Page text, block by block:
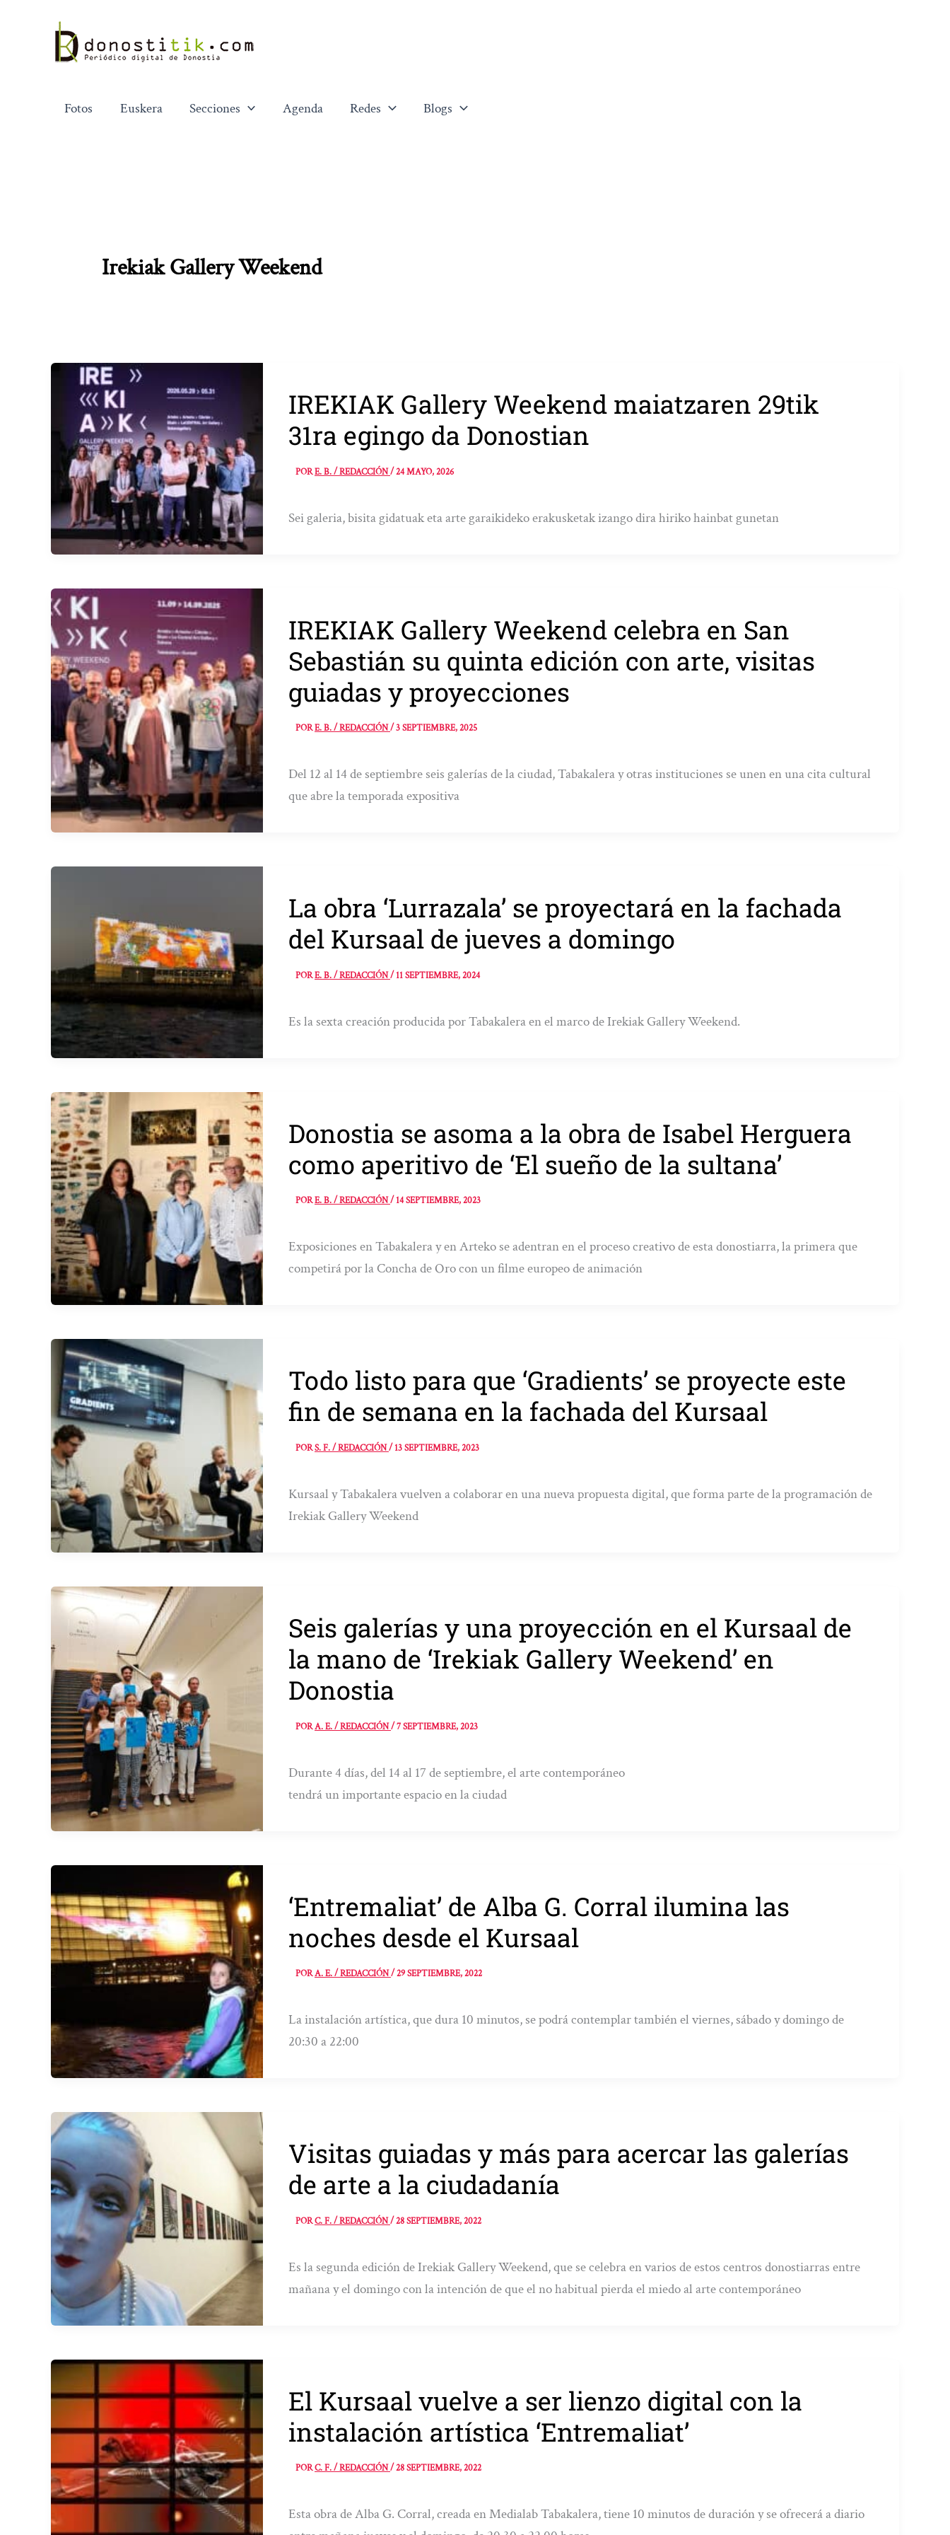
contenido
Fotos Euskera Secciones Agenda Redes Blogs
Irekiak Gallery Weekend
IREKIAK Gallery Weekend maiatzaren 29tik
31ra egingo da Donostian
PORE. B. / REDACCIÓN/24 MAYO, 2026
Sei galeria, bisita gidatuak eta arte garaikideko erakusketak izango dira hiriko hainbat gunetan
IREKIAK Gallery Weekend celebra en San
Sebastián su quinta edición con arte, visitas
guiadas y proyecciones
PORE. B. / REDACCIÓN/3 SEPTIEMBRE, 2025
Del 12 al 14 de septiembre seis galerías de la ciudad, Tabakalera y otras instituciones se unen en una cita cultural
que abre la temporada expositiva
La obra ‘Lurrazala’ se proyectará en la fachada
del Kursaal de jueves a domingo
PORE. B. / REDACCIÓN/11 SEPTIEMBRE, 2024
Es la sexta creación producida por Tabakalera en el marco de Irekiak Gallery Weekend.
Donostia se asoma a la obra de Isabel Herguera
como aperitivo de ‘El sueño de la sultana’
PORE. B. / REDACCIÓN/14 SEPTIEMBRE, 2023
Exposiciones en Tabakalera y en Arteko se adentran en el proceso creativo de esta donostiarra, la primera que
competirá por la Concha de Oro con un filme europeo de animación
Todo listo para que ‘Gradients’ se proyecte este
fin de semana en la fachada del Kursaal
PORS. F. / REDACCIÓN/13 SEPTIEMBRE, 2023
Kursaal y Tabakalera vuelven a colaborar en una nueva propuesta digital, que forma parte de la programación de
Irekiak Gallery Weekend
Seis galerías y una proyección en el Kursaal de
la mano de ‘Irekiak Gallery Weekend’ en
Donostia
PORA. E. / REDACCIÓN/7 SEPTIEMBRE, 2023
Durante 4 días, del 14 al 17 de septiembre, el arte contemporáneo
tendrá un importante espacio en la ciudad
‘Entremaliat’ de Alba G. Corral ilumina las
noches desde el Kursaal
PORA. E. / REDACCIÓN/29 SEPTIEMBRE, 2022
La instalación artística, que dura 10 minutos, se podrá contemplar también el viernes, sábado y domingo de
20:30 a 22:00
Visitas guiadas y más para acercar las galerías
de arte a la ciudadanía
PORC. F. / REDACCIÓN/28 SEPTIEMBRE, 2022
Es la segunda edición de Irekiak Gallery Weekend, que se celebra en varios de estos centros donostiarras entre
mañana y el domingo con la intención de que el no habitual pierda el miedo al arte contemporáneo
El Kursaal vuelve a ser lienzo digital con la
instalación artística ‘Entremaliat’
PORC. F. / REDACCIÓN/28 SEPTIEMBRE, 2022
Esta obra de Alba G. Corral, creada en Medialab Tabakalera, tiene 10 minutos de duración y se ofrecerá a diario